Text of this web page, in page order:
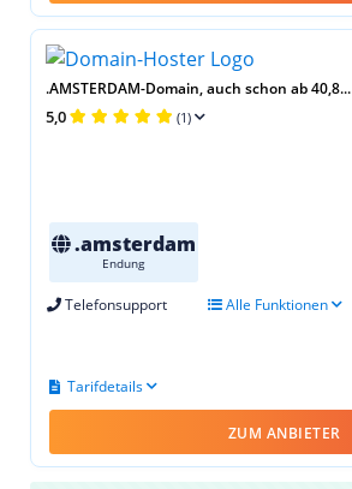
.AMSTERDAM-Domain, auch schon ab 40,8...
5,0 (1)
.amsterdam
Endung
Telefonsupport Alle Funktionen
Tarifdetails
ZUM ANBIETER